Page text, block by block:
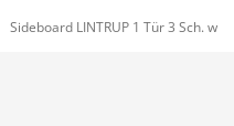
Sideboard LINTRUP 1 Tür 3 Sch.